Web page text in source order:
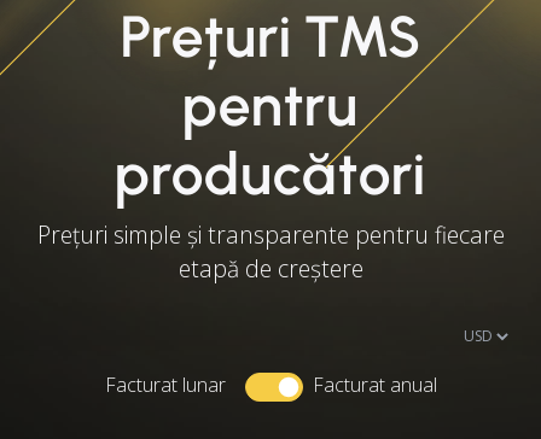
Prețuri TMS
pentru
producători
Prețuri simple și transparente pentru fiecare
etapă de creștere
Facturat lunar Facturat anual